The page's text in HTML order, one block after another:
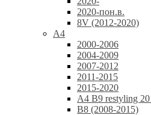
2020-пон.в.
8V (2012-2020)
A4
2000-2006
2004-2009
2007-2012
2011-2015
2015-2020
A4 B9 restyling
B8 (2008-2015)